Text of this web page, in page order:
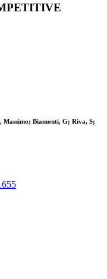
Massimo; Biamonti, G; Riva, S;